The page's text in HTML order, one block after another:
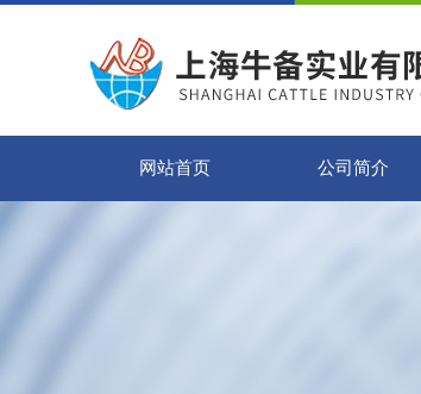
网站首页 公司简介